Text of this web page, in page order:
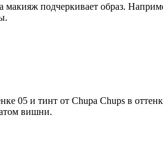
макияж подчеркивает образ.
05 и тинт от Chupa Chups в
вишни.